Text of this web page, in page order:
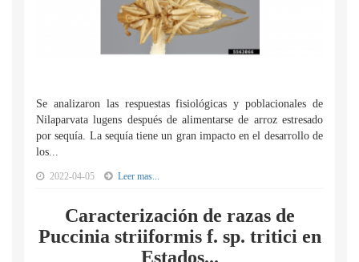
Se analizaron las respuestas fisiológicas y poblacionales de
Nilaparvata lugens después de alimentarse de arroz estresado
por sequía. La sequía tiene un gran impacto en el desarrollo de
los...
2022-04-05 Leer mas...
Caracterización de razas de
Puccinia striiformis f. sp. tritici en
Estados...